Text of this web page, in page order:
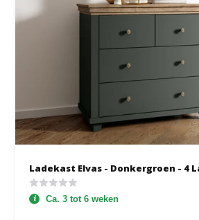
Ladekast Elvas - Donkergroen - 4
Ca. 3 tot 6 weken